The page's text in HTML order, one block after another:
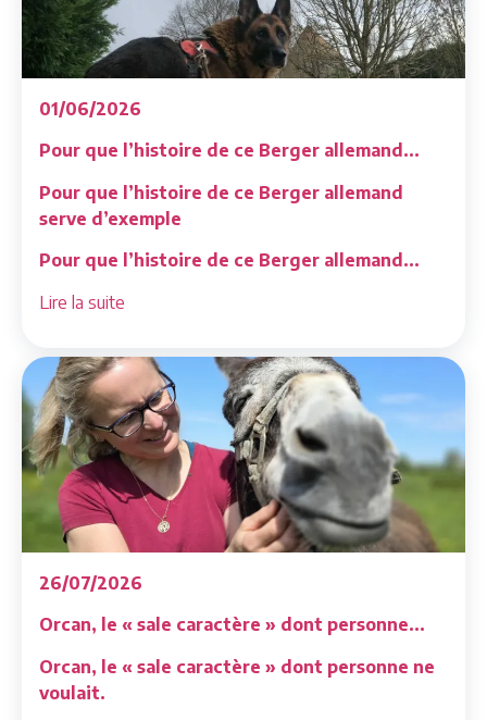
01/06/2026
Pour que l’histoire de ce Berger allemand...
Pour que l’histoire de ce Berger allemand
serve d’exemple
Pour que l’histoire de ce Berger allemand...
Lire la suite
26/07/2026
Orcan, le « sale caractère » dont personne...
Orcan, le « sale caractère » dont personne ne
voulait.